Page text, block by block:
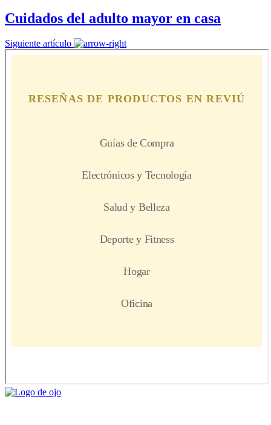
Cuidados del adulto mayor en casa
Siguiente artículo